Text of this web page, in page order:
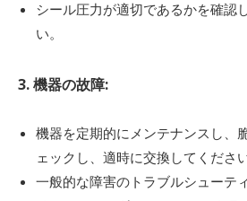
シール圧力が適切であるかを確認
い。
3. 機器の故障:
機器を定期的にメンテナンスし、
ェックし、適時に交換してください
一般的な障害のトラブルシューテ